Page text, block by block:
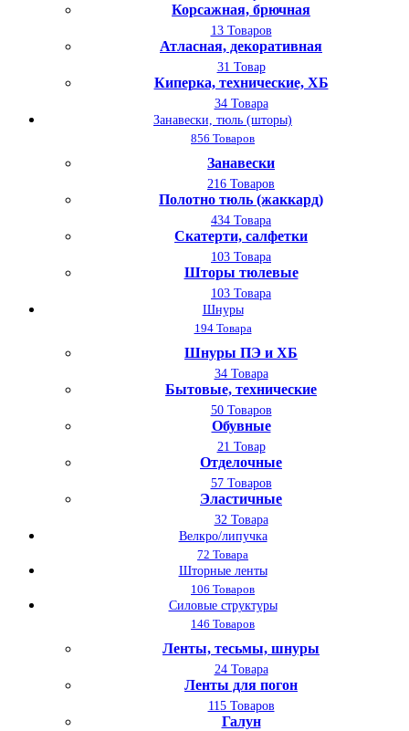
Корсажная, брючная
13 Товаров
Атласная, декоративная
31 Товар
Киперка, технические, ХБ
34 Товара
Занавески, тюль (шторы)
856 Товаров
Занавески
216 Товаров
Полотно тюль (жаккард)
434 Товара
Скатерти, салфетки
103 Товара
Шторы тюлевые
103 Товара
Шнуры
194 Товара
Шнуры ПЭ и ХБ
34 Товара
Бытовые, технические
50 Товаров
Обувные
21 Товар
Отделочные
57 Товаров
Эластичные
32 Товара
Велкро/липучка
72 Товара
Шторные ленты
106 Товаров
Силовые структуры
146 Товаров
Ленты, тесьмы, шнуры
24 Товара
Ленты для погон
115 Товаров
Галун